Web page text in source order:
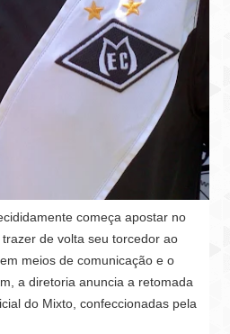
começa apostar no
de volta seu torcedor ao
meios de comunicação e o
a diretoria anuncia a retomada
do Mixto, confeccionadas pela